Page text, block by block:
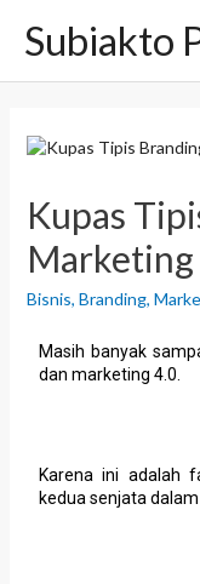
Subiakto
Kupas
Marketing
Bisnis, Branding,
Masih banyak
dan marketing 4.0.
Karena ini adalah
kedua senjata